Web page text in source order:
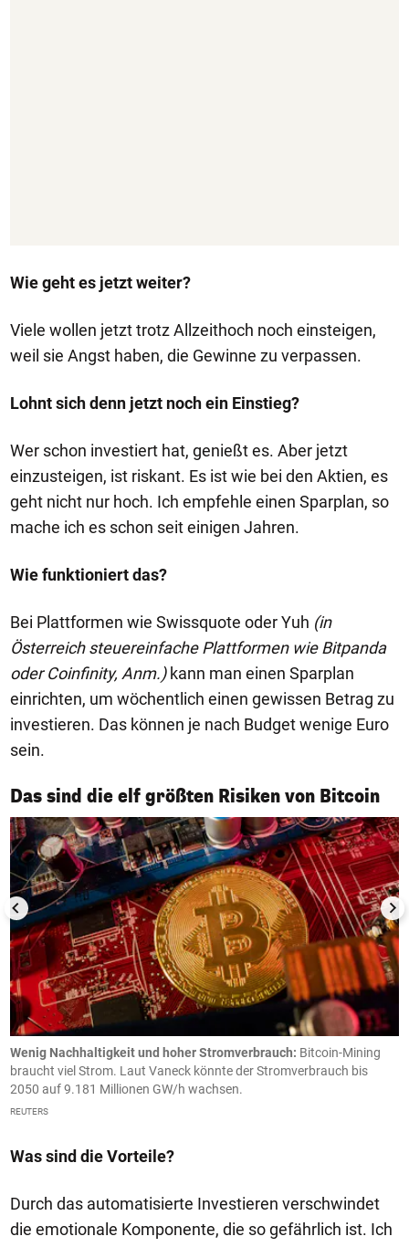
Wie geht es jetzt weiter?
Viele wollen jetzt trotz Allzeithoch noch einsteigen,
weil sie Angst haben, die Gewinne zu verpassen.
Lohnt sich denn jetzt noch ein Einstieg?
Wer schon investiert hat, genießt es. Aber jetzt
einzusteigen, ist riskant. Es ist wie bei den Aktien, es
geht nicht nur hoch. Ich empfehle einen Sparplan, so
mache ich es schon seit einigen Jahren.
Wie funktioniert das?
Bei Plattformen wie Swissquote oder Yuh (in
Österreich steuereinfache Plattformen wie Bitpanda
oder Coinfinity, Anm.)kann man einen Sparplan
einrichten, um wöchentlich einen gewissen Betrag zu
investieren. Das können je nach Budget wenige Euro
sein.
Das sind die elf größten Risiken von Bitcoin
1/11
Wenig Nachhaltigkeit und hoher Stromverbrauch: Bitcoin-Mining
braucht viel Strom. Laut Vaneck könnte der Stromverbrauch bis
2050 auf 9.181 Millionen GW/h wachsen.
REUTERS
Was sind die Vorteile?
Durch das automatisierte Investieren verschwindet
die emotionale Komponente, die so gefährlich ist. Ich